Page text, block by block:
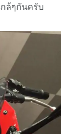
ล้ๆกันครับ